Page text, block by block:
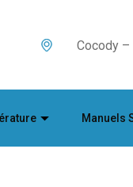
Cocody –
Manuels